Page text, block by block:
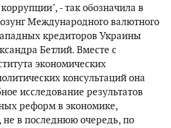
- так обозначила в
Международного валютного
кредиторов Украины
Бетлий. Вместе с
экономических
консультаций она
исследование результатов
реформ в экономике,
в последнюю очередь, по